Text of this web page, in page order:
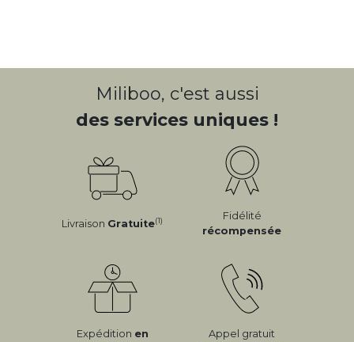
Miliboo, c'est aussi
des services uniques !
Livraison Gratuite(1)
Fidélité
récompensée
Expédition en
Appel gratuit